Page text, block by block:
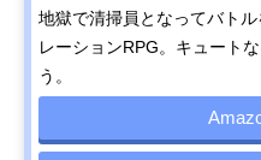
地獄で清掃員となってバト
レーションRPG。キュート
う。